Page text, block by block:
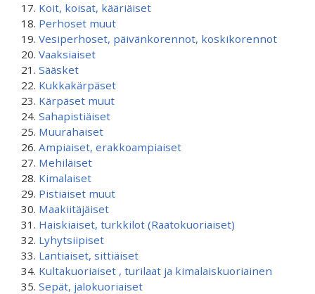
Koit, koisat, kääriäiset
Perhoset muut
Vesiperhoset, päivänkorennot, koskikorennot
Vaaksiaiset
Sääsket
Kukkakärpäset
Kärpäset muut
Sahapistiäiset
Muurahaiset
Ampiaiset, erakkoampiaiset
Mehiläiset
Kimalaiset
Pistiäiset muut
Maakiitäjäiset
Haiskiaiset, turkkilot (Raatokuoriaiset)
Lyhytsiipiset
Lantiaiset, sittiäiset
Kultakuoriaiset , turilaat ja kimalaiskuoriainen
Sepät, jalokuoriaiset